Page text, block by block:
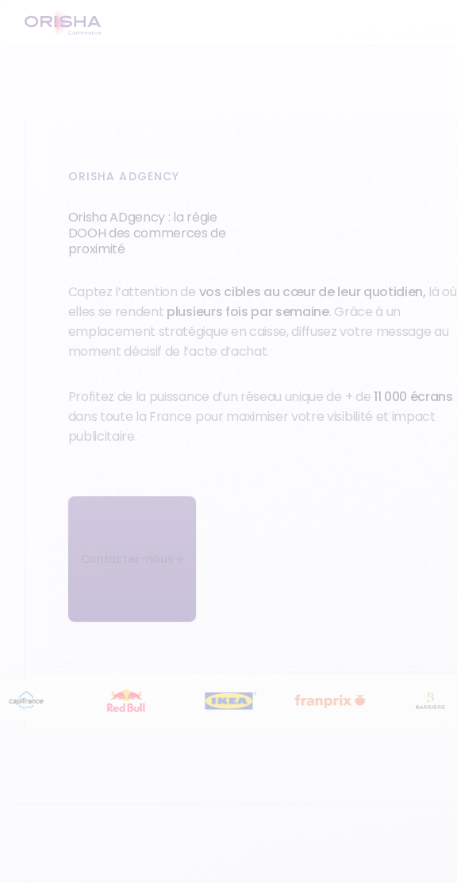
ORISHA ADGENCY
Orisha ADgency : la régie
DOOH des commerces de
proximité
Captez l’attention de vos cibles au cœur de leur quotidien, là où
elles se rendent plusieurs fois par semaine. Grâce à un
emplacement stratégique en caisse, diffusez votre message au
moment décisif de l’acte d’achat.
Profitez de la puissance d’un réseau unique de + de11 000 écrans
dans toute la France pour maximiser votre visibilité et impact
publicitaire.
Contactez-nous